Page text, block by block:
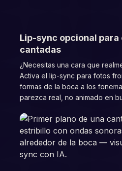
Lip-sync opcional para
cantadas
¿Necesitas una cara que
Activa el lip-sync para fotos
formas de la boca a los
parezca real, no animado en